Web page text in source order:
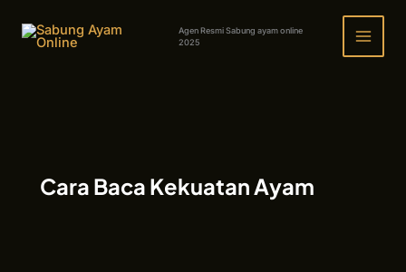
Agen Resmi Sabung ayam online
2025
Cara Baca Kekuatan Ayam